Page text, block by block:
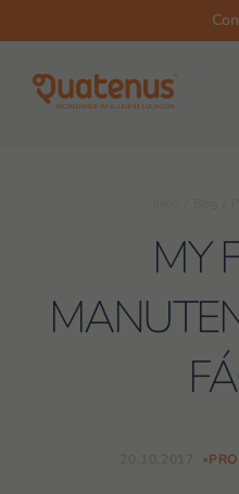
MY